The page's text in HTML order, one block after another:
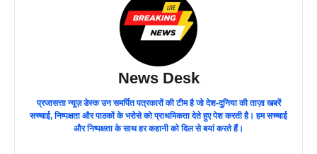
News Desk
प्रजासत्ता न्यूज़ डेस्क उन समर्पित पत्रकारों की टीम है जो देश-दुनिया की ताज़ा खबरें
सच्चाई, निष्पक्षता और पाठकों के भरोसे को प्राथमिकता देते हुए पेश करती है। हम सच्चाई
और निष्पक्षता के साथ हर कहानी को दिल से बयां करते हैं।